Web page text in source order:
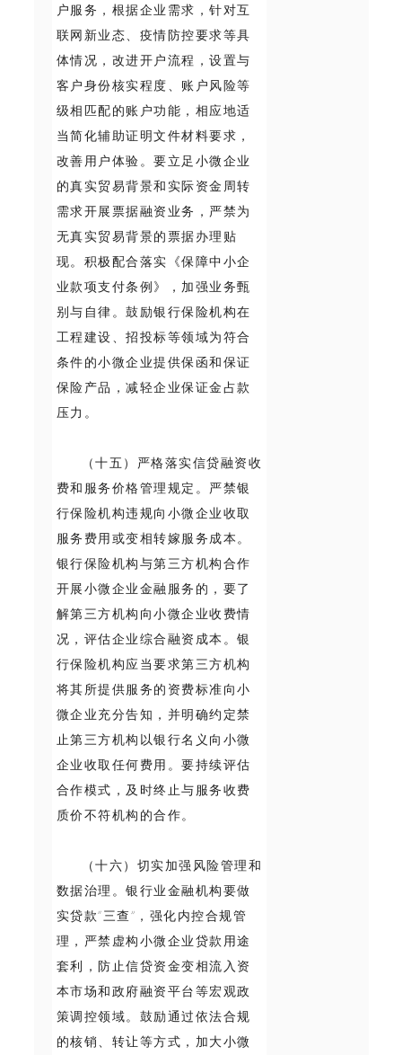
户服务，根据企业需求，针对互
联网新业态、疫情防控要求等具
体情况，改进开户流程，设置与
客户身份核实程度、账户风险等
级相匹配的账户功能，相应地适
当简化辅助证明文件材料要求，
改善用户体验。要立足小微企业
的真实贸易背景和实际资金周转
需求开展票据融资业务，严禁为
无真实贸易背景的票据办理贴
现。积极配合落实《保障中小企
业款项支付条例》，加强业务甄
别与自律。鼓励银行保险机构在
工程建设、招投标等领域为符合
条件的小微企业提供保函和保证
保险产品，减轻企业保证金占款
压力。
（十五）严格落实信贷融资收
费和服务价格管理规定。严禁银
行保险机构违规向小微企业收取
服务费用或变相转嫁服务成本。
银行保险机构与第三方机构合作
开展小微企业金融服务的，要了
解第三方机构向小微企业收费情
况，评估企业综合融资成本。银
行保险机构应当要求第三方机构
将其所提供服务的资费标准向小
微企业充分告知，并明确约定禁
止第三方机构以银行名义向小微
企业收取任何费用。要持续评估
合作模式，及时终止与服务收费
质价不符机构的合作。
（十六）切实加强风险管理和
数据治理。银行业金融机构要做
实贷款“三查”，强化内控合规管
理，严禁虚构小微企业贷款用途
套利，防止信贷资金变相流入资
本市场和政府融资平台等宏观政
策调控领域。鼓励通过依法合规
的核销、转让等方式，加大小微